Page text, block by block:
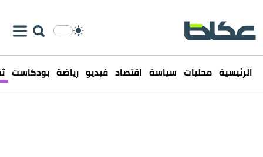
الرئيسية محليات سياسة اقتصاد فيديو رياضة بودكاست